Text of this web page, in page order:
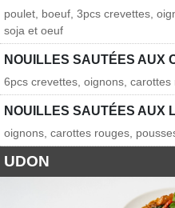
poulet, boeuf, 3pcs crevettes,
soja et oeuf
NOUILLES SAUTÉES AUX
6pcs crevettes, oignons,
NOUILLES SAUTÉES AUX
oignons, carottes rouges,
UDON